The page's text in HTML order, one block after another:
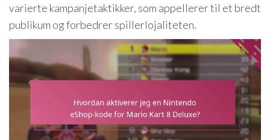
varierte kampanjetaktikker, som appellerer til et bredt
publikum og forbedrer spillerlojaliteten.